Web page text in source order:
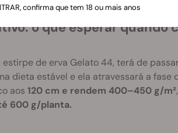
o que esperar quando
de erva Gelato 44, terá de
dieta estável e ela atravessará a fase
aos 120 cm e rendem 400–450 g/m²
600 g/planta.
confirma que tem 18 ou mais anos